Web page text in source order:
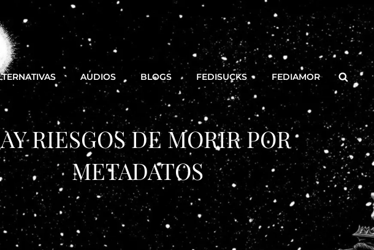
AUDIOS BLOGS FEDISUCKS FEDIAMOR Buscar
RIESGOS DE MORIR POR
METADATOS